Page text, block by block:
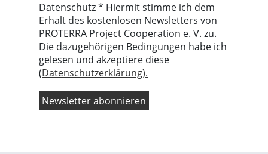
Datenschutz * Hiermit stimme ich dem
Erhalt des kostenlosen Newsletters von
PROTERRA Project Cooperation e. V. zu.
Die dazugehörigen Bedingungen habe ich
gelesen und akzeptiere diese
(Datenschutzerklärung).